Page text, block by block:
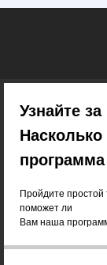
Узнайте
программа
Пройдите простой
поможет ли
Вам наша